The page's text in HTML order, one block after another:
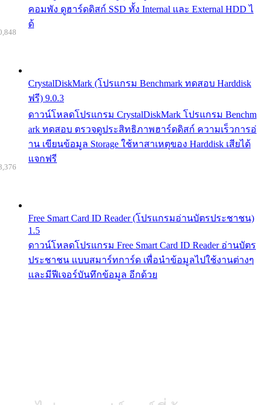
คอมพัง ดูฮาร์ดดิสก์ SSD ทั้ง Internal และ External HDD ไ
ด้
CrystalDiskMark (โปรแกรม Benchmark ทดสอบ Harddisk
ฟรี) 9.0.3
ดาวน์โหลดโปรแกรม CrystalDiskMark โปรแกรม Benchm
ark ทดสอบ ตรวจดูประสิทธิภาพฮาร์ดดิสก์ ความเร็วการอ่
าน เขียนข้อมูล Storage ใช้หาสาเหตุของ Harddisk เสียได้
แจกฟรี
Free Smart Card ID Reader (โปรแกรมอ่านบัตรประชาชน)
1.5
ดาวน์โหลดโปรแกรม Free Smart Card ID Reader อ่านบัตร
ประชาชน แบบสมาร์ทการ์ด เพื่อนำข้อมูลไปใช้งานต่างๆ
และมีฟีเจอร์บันทึกข้อมูล อีกด้วย